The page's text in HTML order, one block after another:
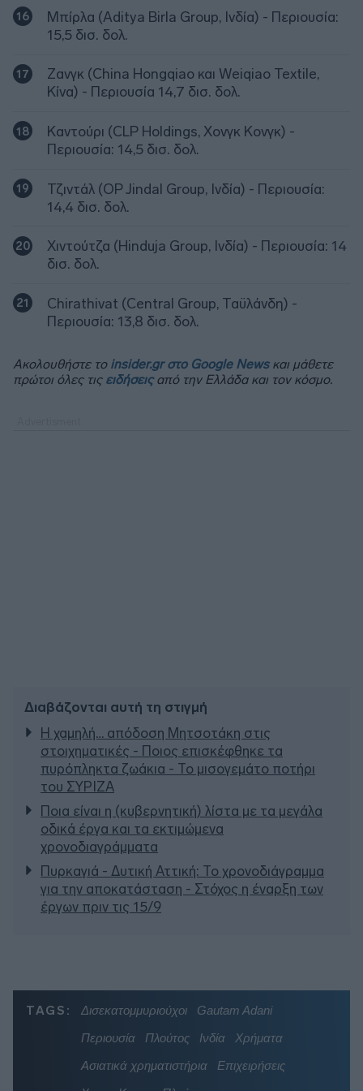
Μπίρλα (Aditya Birla Group, Ινδία) - Περιουσία:
15,5 δισ. δολ.
Ζανγκ (China Hongqiao και Weiqiao Textile,
Κίνα) - Περιουσία 14,7 δισ. δολ.
Καντούρι (CLP Holdings, Χονγκ Κονγκ) -
Περιουσία: 14,5 δισ. δολ.
Τζιντάλ (OP Jindal Group, Ινδία) - Περιουσία:
14,4 δισ. δολ.
Χιντούτζα (Hinduja Group, Ινδία) - Περιουσία: 14
δισ. δολ.
Chirathivat (Central Group, Ταϋλάνδη) -
Περιουσία: 13,8 δισ. δολ.
Ακολουθήστε το insider.gr στο Google Newsκαι μάθετε
πρώτοι όλες τις ειδήσειςαπό την Ελλάδα και τον κόσμο.
Διαβάζονται αυτή τη στιγμή
Η χαμηλή… απόδοση Μητσοτάκη στις
στοιχηματικές - Ποιος επισκέφθηκε τα
πυρόπληκτα ζωάκια - Το μισογεμάτο ποτήρι
του ΣΥΡΙΖΑ
Ποια είναι η (κυβερνητική) λίστα με τα μεγάλα
οδικά έργα και τα εκτιμώμενα
χρονοδιαγράμματα
Πυρκαγιά - Δυτική Αττική: Το χρονοδιάγραμμα
για την αποκατάσταση - Στόχος η έναρξη των
έργων πριν τις 15/9
TAGS: Δισεκατομμυριούχοι
Gautam Adani
Περιουσία
Πλούτος Ινδία
Χρήματα
Ασιατικά χρηματιστήρια
Επιχειρήσεις